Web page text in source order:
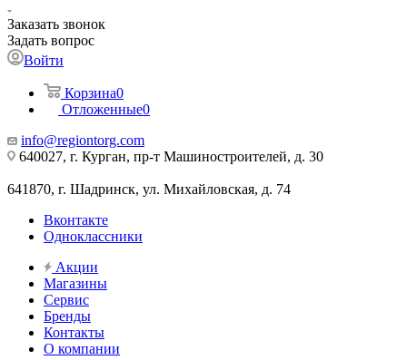
Заказать звонок
Задать вопрос
Войти
Корзина0
Отложенные0
info@regiontorg.com
640027, г. Курган, пр-т Машиностроителей, д. 30
641870, г. Шадринск, ул. Михайловская, д. 74
Вконтакте
Одноклассники
Акции
Магазины
Сервис
Бренды
Контакты
О компании